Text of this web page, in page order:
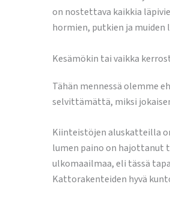
on nostettava kaikkia
hormien, putkien ja
Kesämökin tai vaikka
Tähän mennessä olemme
selvittämättä, miksi
Kiinteistöjen aluskatteilla
lumen paino on hajottanut
ulkomaailmaa, eli tässä
Kattorakenteiden hyvä